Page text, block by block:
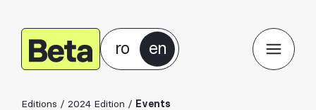
ro en
Editions / 2024 Edition / Events